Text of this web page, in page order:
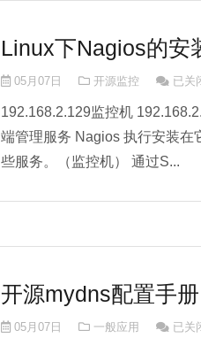
Linux下Nagios的安
05月07日 开源监控 已关
192.168.2.129监控机
端管理服务 Nagios 执行安装在
些服务。（监控机） 通过S...
开源mydns配置手册
05月07日 一般应用 开源
已关